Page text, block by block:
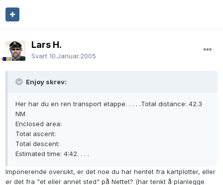
Lars H.
Svart 10.Januar.2005
Enjoy skrev:
Her har du en ren transport etappe. . . . .Total distance: 42.3
NM
Enclosed area:
Total ascent:
Total descent:
Estimated time: 4:42. . . .
Imponerende oversikt, er det noe du har hentet fra kartplotter, eller
er det fra "et eller annet sted" på Nettet? (har tenkt å planlegge